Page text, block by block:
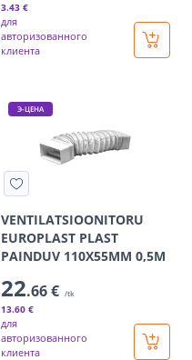
3.43 €
для
авторизованного
клиента
Э-ЦЕНА
VENTILATSIOONITORU
EUROPLAST PLAST
PAINDUV 110X55MM 0,5M
22.66 € /tk
13.60 €
для
авторизованного
клиента